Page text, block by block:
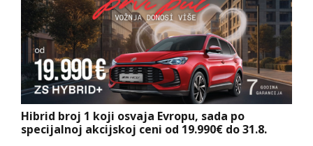
Hibrid broj 1 koji osvaja Evropu, sada po
specijalnoj akcijskoj ceni od 19.990€ do 31.8.